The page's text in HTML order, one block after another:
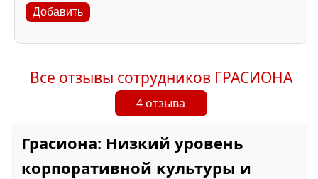
Добавить
Все отзывы сотрудников ГРАСИОНА
4 отзыва
Грасиона: Низкий уровень
корпоративной культуры и